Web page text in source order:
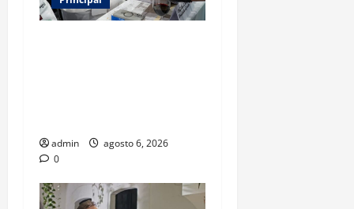
admin
agosto 6, 2026
0